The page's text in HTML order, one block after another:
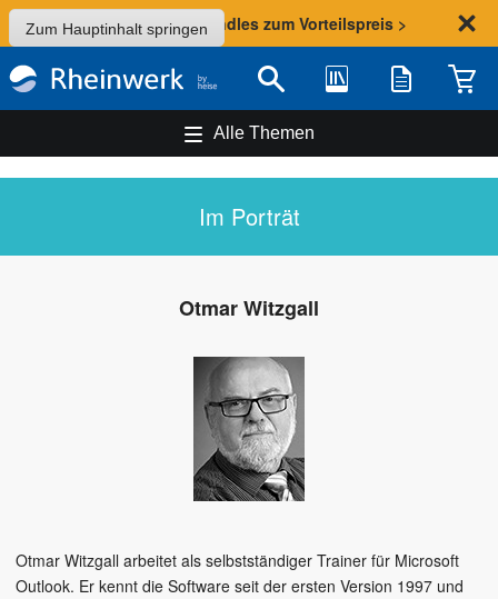
Zum Hauptinhalt springen
Sommer-Aktion: Bundles zum Vorteilspreis >
Suche Bibliothek Merkliste
Alle Themen
Im Porträt
Otmar Witzgall
Otmar Witzgall arbeitet als selbstständiger Trainer für Microsoft
Outlook. Er kennt die Software seit der ersten Version 1997 und